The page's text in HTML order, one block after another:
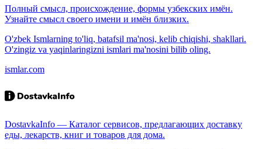
Полный смысл, происхождение, формы узбекских имён.
Узнайте смысл своего имени и имён близких.
O'zbek Ismlarning to'liq, batafsil ma'nosi, kelib chiqishi, shakllari.
O'zingiz va yaqinlaringizni ismlari ma'nosini bilib oling.
ismlar.com
DostavkaInfo — Каталог сервисов, предлагающих доставку
еды, лекарств, книг и товаров для дома.